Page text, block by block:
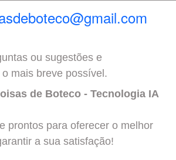
ou sugestões e
mais breve possível.
de Boteco - Tecnologia IA
prontos para oferecer o melhor
a sua satisfação!